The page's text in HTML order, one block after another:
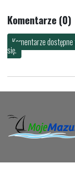
Komentarze (0)
Komentarze
się.